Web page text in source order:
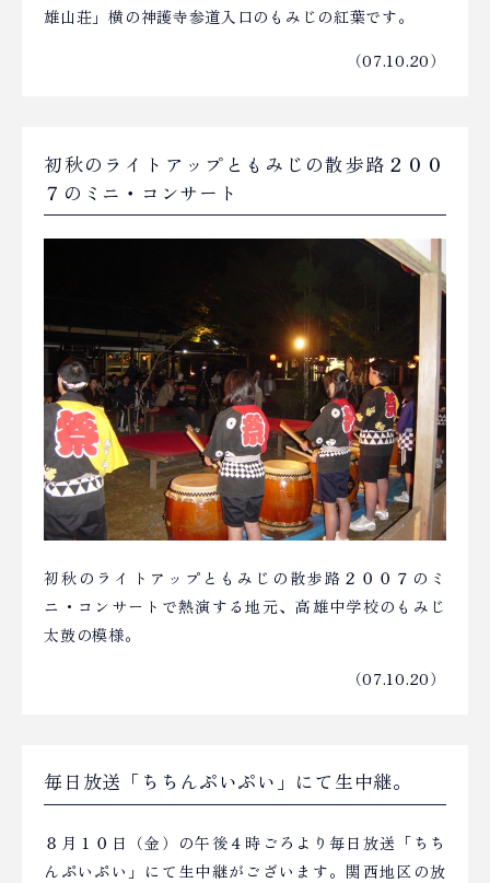
雄山荘」横の神護寺参道入口のもみじの紅葉です。
（07.10.20）
初秋のライトアップともみじの散歩路２００
７のミニ・コンサート
初秋のライトアップともみじの散歩路２００７のミ
ニ・コンサートで熱演する地元、高雄中学校のもみじ
太鼓の模様。
（07.10.20）
毎日放送「ちちんぷいぷい」にて生中継。
８月１０日（金）の午後４時ごろより毎日放送「ちち
んぷいぷい」にて生中継がございます。関西地区の放